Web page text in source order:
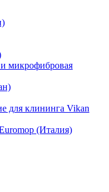
и микрофибровая
для клининга Vikan
(Италия)